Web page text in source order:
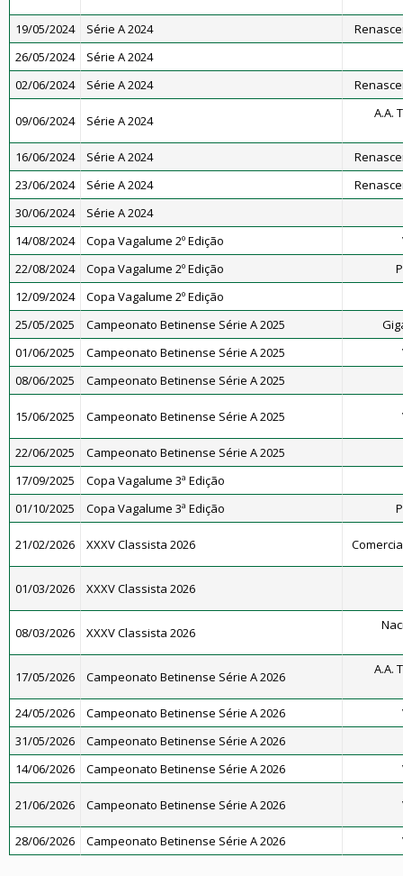
19/05/2024 Série A 2024
26/05/2024
Série A 2024
02/06/2024
Série A 2024
09/06/2024 Série A 2024 A.A.
16/06/2024 Série A 2024
23/06/2024
Série A 2024
30/06/2024
Série A 2024
14/08/2024
Copa Vagalume 2º Edição
22/08/2024
Copa Vagalume 2º Edição
12/09/2024
Copa Vagalume 2º Edição
25/05/2025
Campeonato Betinense Série A 2025
01/06/2025
Campeonato Betinense Série A 2025
08/06/2025
Campeonato Betinense Série A 2025
15/06/2025 Campeonato Betinense Série A 2025
22/06/2025
Campeonato Betinense Série A 2025
17/09/2025
Copa Vagalume 3ª Edição
01/10/2025
Copa Vagalume 3ª Edição
21/02/2026 XXXV Classista 2026
01/03/2026 XXXV Classista 2026
08/03/2026 XXXV Classista 2026
17/05/2026 Campeonato Betinense Série A 2026 A.A.
24/05/2026 Campeonato Betinense Série A 2026
31/05/2026
Campeonato Betinense Série A 2026
14/06/2026
Campeonato Betinense Série A 2026
21/06/2026 Campeonato Betinense Série A 2026
28/06/2026 Campeonato Betinense Série A 2026